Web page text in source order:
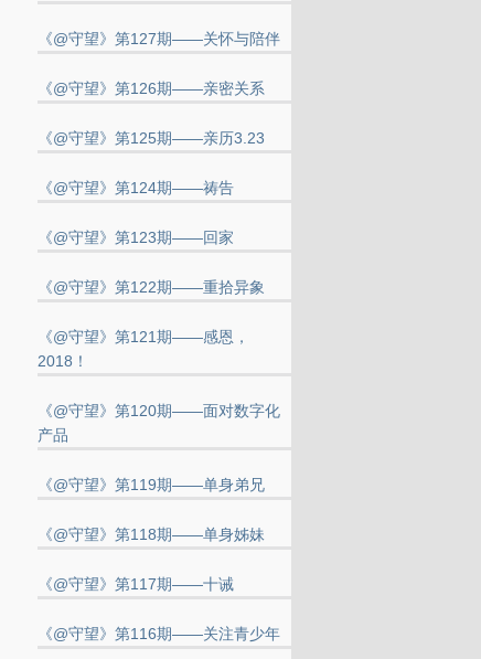
《@守望》第127期——关怀与陪伴
《@守望》第126期——亲密关系
《@守望》第125期——亲历3.23
《@守望》第124期——祷告
《@守望》第123期——回家
《@守望》第122期——重拾异象
《@守望》第121期——感恩，
2018！
《@守望》第120期——面对数字化
产品
《@守望》第119期——单身弟兄
《@守望》第118期——单身姊妹
《@守望》第117期——十诫
《@守望》第116期——关注青少年